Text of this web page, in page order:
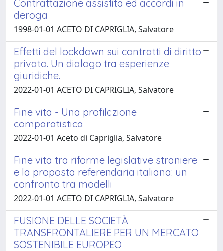
Contrattazione assistita ed accordi in
deroga
1998-01-01 ACETO DI CAPRIGLIA, Salvatore
Effetti del lockdown sui contratti di diritto
privato. Un dialogo tra esperienze
giuridiche.
2022-01-01 ACETO DI CAPRIGLIA, Salvatore
Fine vita - Una profilazione
comparatistica
2022-01-01 Aceto di Capriglia, Salvatore
Fine vita tra riforme legislative straniere
e la proposta referendaria italiana: un
confronto tra modelli
2022-01-01 ACETO DI CAPRIGLIA, Salvatore
FUSIONE DELLE SOCIETÀ
TRANSFRONTALIERE PER UN MERCATO
SOSTENIBILE EUROPEO